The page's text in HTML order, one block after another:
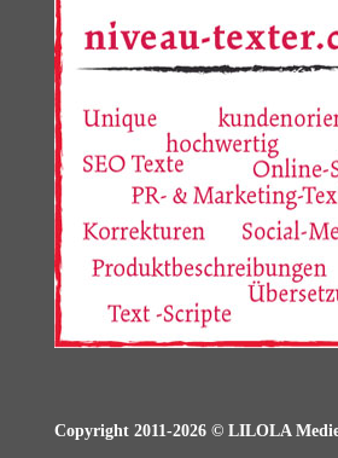
Copyright 2011-2026 © LILOLA